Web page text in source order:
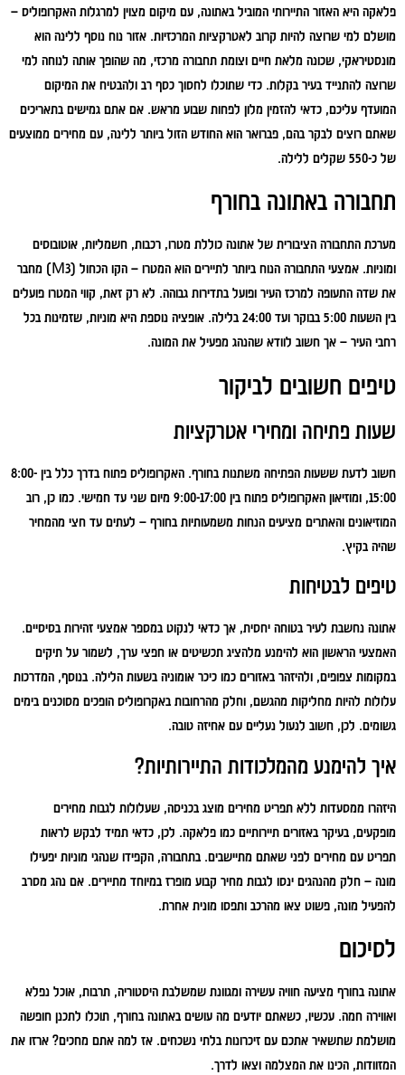
פלאקה היא האזור התיירותי המוביל באתונה, עם מיקום מצוין למרגלות האקרופוליס –
מושלם למי שרוצה להיות קרוב לאטרקציות המרכזיות. אזור נוח נוסף ללינה הוא
מונסטיראקי, שכונה מלאת חיים וצומת תחבורה מרכזי, מה שהופך אותה לנוחה למי
שרוצה להתנייד בעיר בקלות. כדי שתוכלו לחסוך כסף רב ולהבטיח את המיקום
המועדף עליכם, כדאי להזמין מלון לפחות שבוע מראש. אם אתם גמישים בתאריכים
שאתם רוצים לבקר בהם, פברואר הוא החודש הזול ביותר ללינה, עם מחירים ממוצעים
של כ-550 שקלים ללילה.
תחבורה באתונה בחורף
מערכת התחבורה הציבורית של אתונה כוללת מטרו, רכבות, חשמליות, אוטובוסים
ומוניות. אמצעי התחבורה הנוח ביותר לתיירים הוא המטרו – הקו הכחול (M3) מחבר
את שדה התעופה למרכז העיר ופועל בתדירות גבוהה. לא רק זאת, קווי המטרו פועלים
בין השעות 5:00 בבוקר ועד 24:00 בלילה. אופציה נוספת היא מוניות, שזמינות בכל
רחבי העיר – אך חשוב לוודא שהנהג מפעיל את המונה.
טיפים חשובים לביקור
שעות פתיחה ומחירי אטרקציות
חשוב לדעת ששעות הפתיחה משתנות בחורף. האקרופוליס פתוח בדרך כלל בין 8:00-
15:00, ומוזיאון האקרופוליס פתוח בין 9:00-17:00 מיום שני עד חמישי. כמו כן, רוב
המוזיאונים והאתרים מציעים הנחות משמעותיות בחורף – לעתים עד חצי מהמחיר
שהיה בקיץ.
טיפים לבטיחות
אתונה נחשבת לעיר בטוחה יחסית, אך כדאי לנקוט במספר אמצעי זהירות בסיסיים.
האמצעי הראשון הוא להימנע מלהציג תכשיטים או חפצי ערך, לשמור על תיקים
במקומות צפופים, ולהיזהר באזורים כמו כיכר אומוניה בשעות הלילה. בנוסף, המדרכות
עלולות להיות מחליקות מהגשם, וחלק מהרחובות באקרופוליס הופכים מסוכנים בימים
גשומים. לכן, חשוב לנעול נעליים עם אחיזה טובה.
איך להימנע מהמלכודות התיירותיות?
היזהרו ממסעדות ללא תפריט מחירים מוצג בכניסה, שעלולות לגבות מחירים
מופקעים, בעיקר באזורים תיירותיים כמו פלאקה. לכן, כדאי תמיד לבקש לראות
תפריט עם מחירים לפני שאתם מתיישבים. בתחבורה, הקפידו שנהגי מוניות יפעילו
מונה – חלק מהנהגים ינסו לגבות מחיר קבוע מופרז במיוחד מתיירים. אם נהג מסרב
להפעיל מונה, פשוט צאו מהרכב ותפסו מונית אחרת.
לסיכום
אתונה בחורף מציעה חוויה עשירה ומגוונת שמשלבת היסטוריה, תרבות, אוכל נפלא
ואווירה חמה. עכשיו, כשאתם יודעים מה עושים באתונה בחורף, תוכלו לתכנן חופשה
מושלמת שתשאיר אתכם עם זיכרונות בלתי נשכחים. אז למה אתם מחכים? ארזו את
המזוודות, הכינו את המצלמה וצאו לדרך.